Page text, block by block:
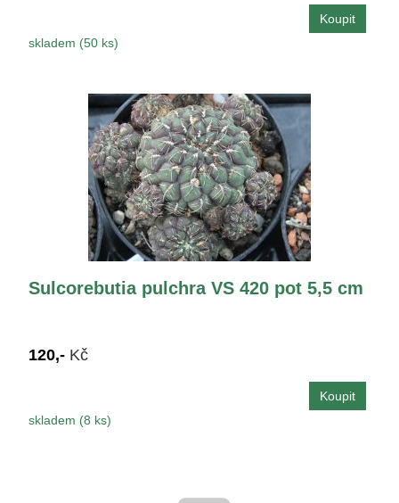
skladem (50 ks)
Sulcorebutia pulchra VS 420 pot 5,5 cm
120,- Kč
skladem (8 ks)